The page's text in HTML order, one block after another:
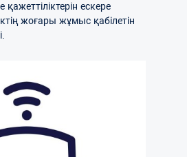
қажеттіліктерін ескере
жоғары жұмыс қабілетін